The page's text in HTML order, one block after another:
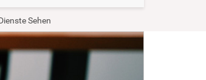
Sehen